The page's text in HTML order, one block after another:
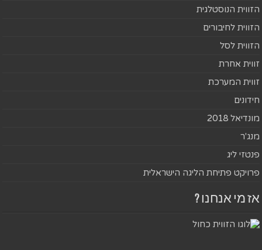
הזווית הנוסטלגית
הזווית לחיבורים
הזווית לסל
זווית אחרת
זווית המערכת
חידונים
מונדיאל 2018
מנג'ר
פנטזי ליג
פרויקט פתיחת הליגה הישראלית
אז מי אנחנו ?